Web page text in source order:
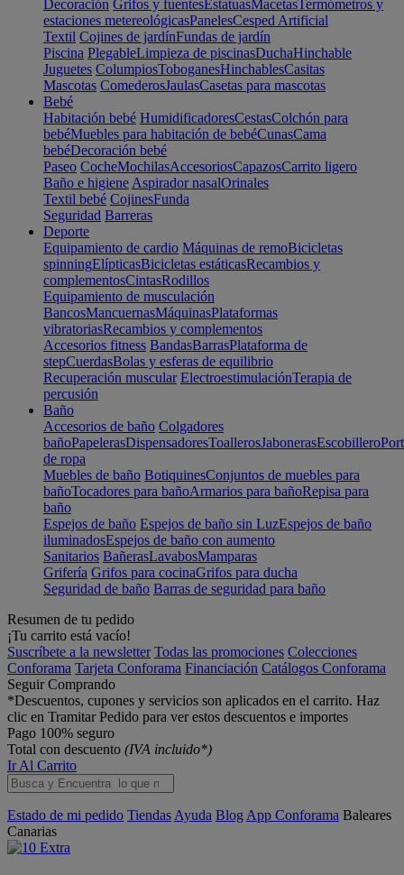
Decoración Grifos y fuentesEstatuasMacetasTermómetros y
estaciones metereológicasPanelesCesped Artificial
Textil Cojines de jardínFundas de jardín
Piscina PlegableLimpieza de piscinasDuchaHinchable
Juguetes ColumpiosToboganesHinchablesCasitas
Mascotas ComederosJaulasCasetas para mascotas
Bebé
Habitación bebé HumidificadoresCestasColchón para
bebéMuebles para habitación de bebéCunasCama
bebéDecoración bebé
Paseo CocheMochilasAccesoriosCapazosCarrito ligero
Baño e higiene Aspirador nasalOrinales
Textil bebé CojinesFunda
Seguridad Barreras
Deporte
Equipamiento de cardio Máquinas de remoBicicletas
spinningElípticasBicicletas estáticasRecambios y
complementosCintasRodillos
Equipamiento de musculación
BancosMancuernasMáquinasPlataformas
vibratoriasRecambios y complementos
Accesorios fitness BandasBarrasPlataforma de
stepCuerdasBolas y esferas de equilibrio
Recuperación muscular ElectroestimulaciónTerapia de
percusión
Baño
Accesorios de baño Colgadores
bañoPapelerasDispensadoresToallerosJabonerasEscobillero
de ropa
Muebles de baño BotiquinesConjuntos de muebles para
bañoTocadores para bañoArmarios para bañoRepisa para
baño
Espejos de baño Espejos de baño sin LuzEspejos de baño
iluminadosEspejos de baño con aumento
Sanitarios BañerasLavabosMamparas
Grifería Grifos para cocinaGrifos para ducha
Seguridad de baño Barras de seguridad para baño
Resumen de tu pedido
¡Tu carrito está vacío!
Suscríbete a la newsletter Todas las promociones Colecciones
Conforama Tarjeta Conforama Financiación Catálogos Conforama
Seguir Comprando
*Descuentos, cupones y servicios son aplicados en el carrito. Haz
clic en Tramitar Pedido para ver estos descuentos e importes
Pago 100% seguro
Total con descuento (IVA incluido*)
Ir Al Carrito
Estado de mi pedido Tiendas Ayuda Blog App Conforama Baleares
Canarias